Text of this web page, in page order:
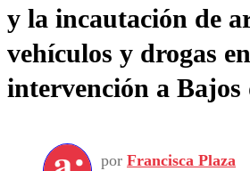
y la incautación de
vehículos y drogas en
intervención a Bajos
por Francisca Plaza